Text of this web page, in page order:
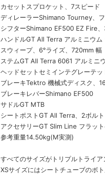
カセットスプロケット、7スピード
ディレーラーShimano Tourney、
シフターShimano EF500 EZ Fire
ハンドルGT All Terra アルミニウム
スウィープ、6°ライズ、720mm 幅
ステムGT All Terra 6061 アルミニ
ヘッドセットセミインテグレーテ
ブレーキTektro 機械式ディスク、
ブレーキレバーShimano EF500
サドルGT MTB
シートポストGT All Terra、2ボル
アクセサリーGT Slim Line フラッ
参考重量14.50kg(M実測)
すべてのサイズがトリプルトライア
XSサイズにはシートチューブのボト